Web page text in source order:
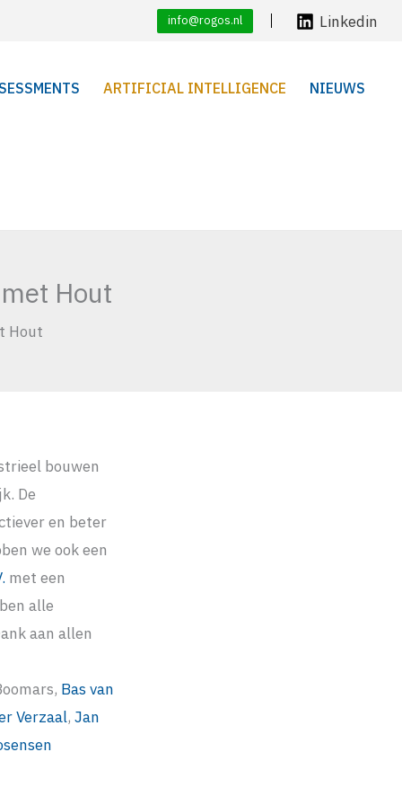
info@rogos.nl Linkedin
ARTIFICIAL INTELLIGENCE NIEUWS
Hout
Hout
bouwen
De
en beter
we ook een
met een
alle
aan allen
Bas van
Verzaal, Jan